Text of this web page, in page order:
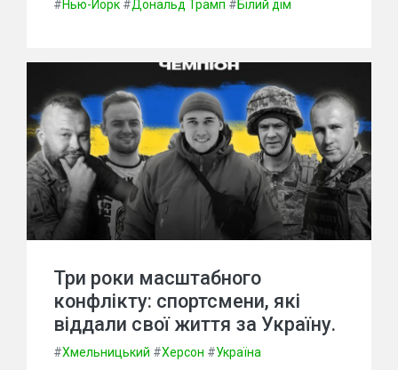
#Нью-Йорк #Дональд Трамп #Білий дім
Три роки масштабного
конфлікту: спортсмени, які
віддали свої життя за Україну.
#Хмельницький #Херсон #Україна